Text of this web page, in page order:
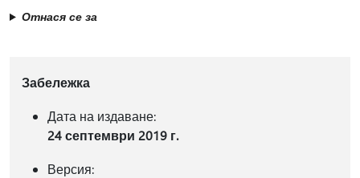
Отнася се за
Забележка
Дата на издаване:
24 септември 2019 г.
Версия: